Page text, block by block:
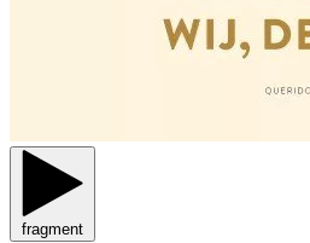
fragment